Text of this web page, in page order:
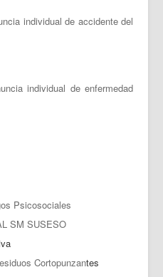
individual de accidente del
individual de enfermedad
Psicosociales
SM SUSESO
Cortopunzantes